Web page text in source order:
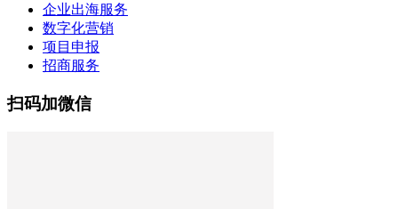
企业出海服务
数字化营销
项目申报
招商服务
扫码加微信